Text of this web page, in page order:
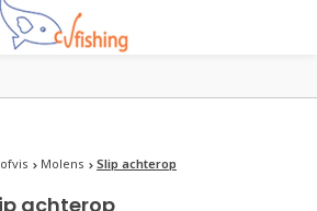
Molens Slip achterop
achterop